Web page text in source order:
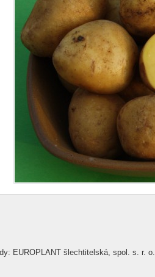
EUROPLANT šlechtitelská, spol. s. r. o.